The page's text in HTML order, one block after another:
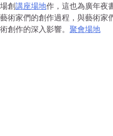
創講座場地作，這也為廣年夜
藝術家們的創作過程，與藝術家
創作的深入影響。 聚會場地